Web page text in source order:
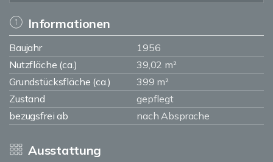
Informationen
Baujahr
1956
Nutzfläche (ca.)
39,02 m²
Grundstücksfläche (ca.)
399 m²
Zustand
gepflegt
bezugsfrei ab
nach Absprache
Ausstattung